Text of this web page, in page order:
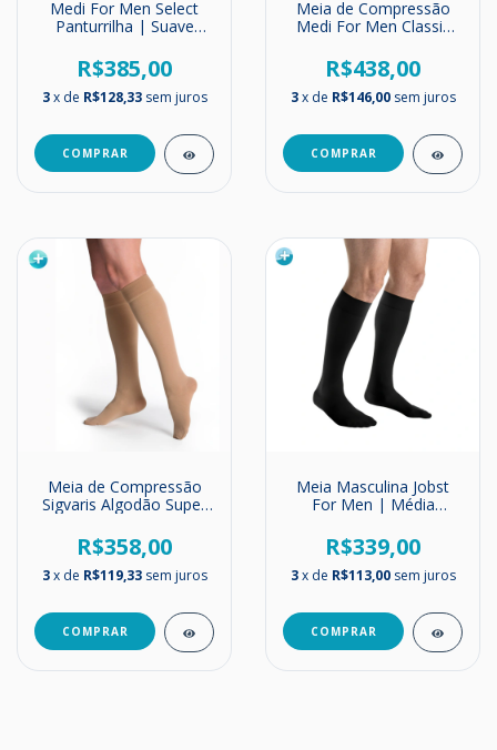
Medi For Men Select
Panturrilha | Suave
mmHg
R$385,00
3 x de R$128,33 sem juros
COMPRAR
Meia de Compressão
Medi For Men Classic
mmHg | Até o joelho
R$438,00
3 x de R$146,00 sem juros
COMPRAR
Meia de Compressão
Sigvaris Algodão Super
Até o Joelho
R$358,00
3 x de R$119,33 sem juros
COMPRAR
Meia Masculina Jobst
For Men | Média
30mmHg | Até o joelho
R$339,00
3 x de R$113,00 sem juros
COMPRAR